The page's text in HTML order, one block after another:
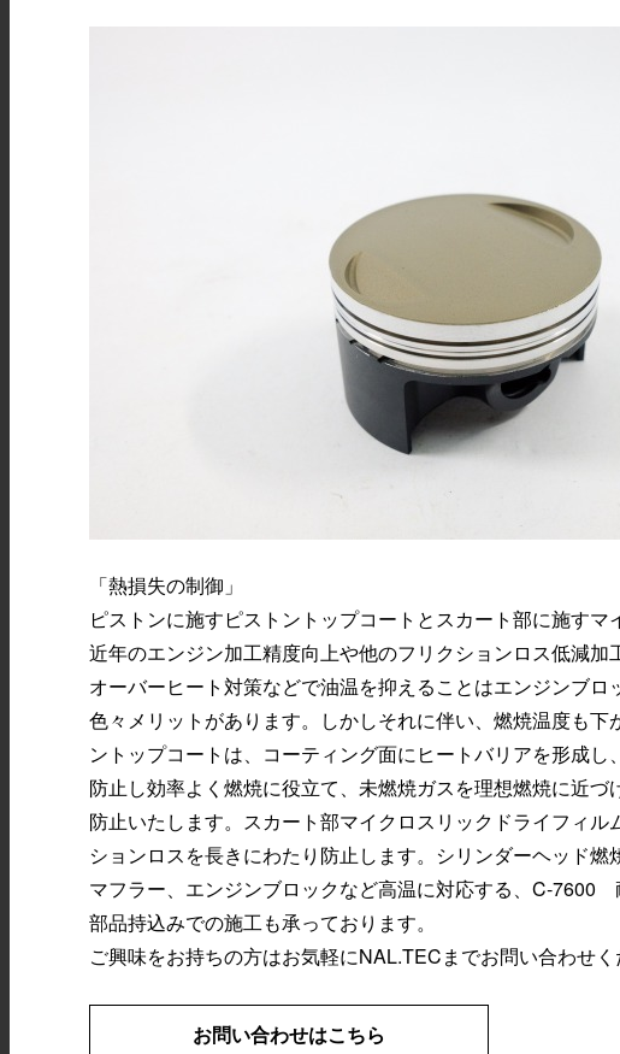
「熱損失の制御」
ピストンに施すピストントップコートとスカート部に施すマ
近年のエンジン加工精度向上や他のフリクションロス低減
オーバーヒート対策などで油温を抑えることはエンジンブ
色々メリットがあります。しかしそれに伴い、燃焼温度も
ントップコートは、コーティング面にヒートバリアを形成
防止し効率よく燃焼に役立て、未燃焼ガスを理想燃焼に近
防止いたします。スカート部マイクロスリックドライフィ
ションロスを長きにわたり防止します。シリンダーヘッド燃
マフラー、エンジンブロックなど高温に対応する、
部品持込みでの施工も承っております。
ご興味をお持ちの方はお気軽にNAL.TECまでお問い合わせ
お問い合わせはこちら